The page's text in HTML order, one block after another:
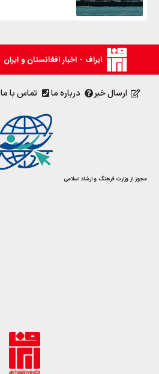
ایراف - اخبار افغانستان و ایران
ارسال خبر درباره ما تماس با ما
مجوز از وزارت فرهنگ و ارشاد اسلامی